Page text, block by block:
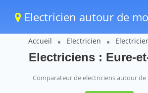
Electricien autour de
Accueil Electricien
Electriciens : Eure-
Comparateur de electriciens autour de